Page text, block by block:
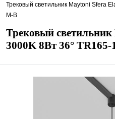
Трековый светильник Maytoni Sfera
M-B
Трековый
3000K 8Вт 36°